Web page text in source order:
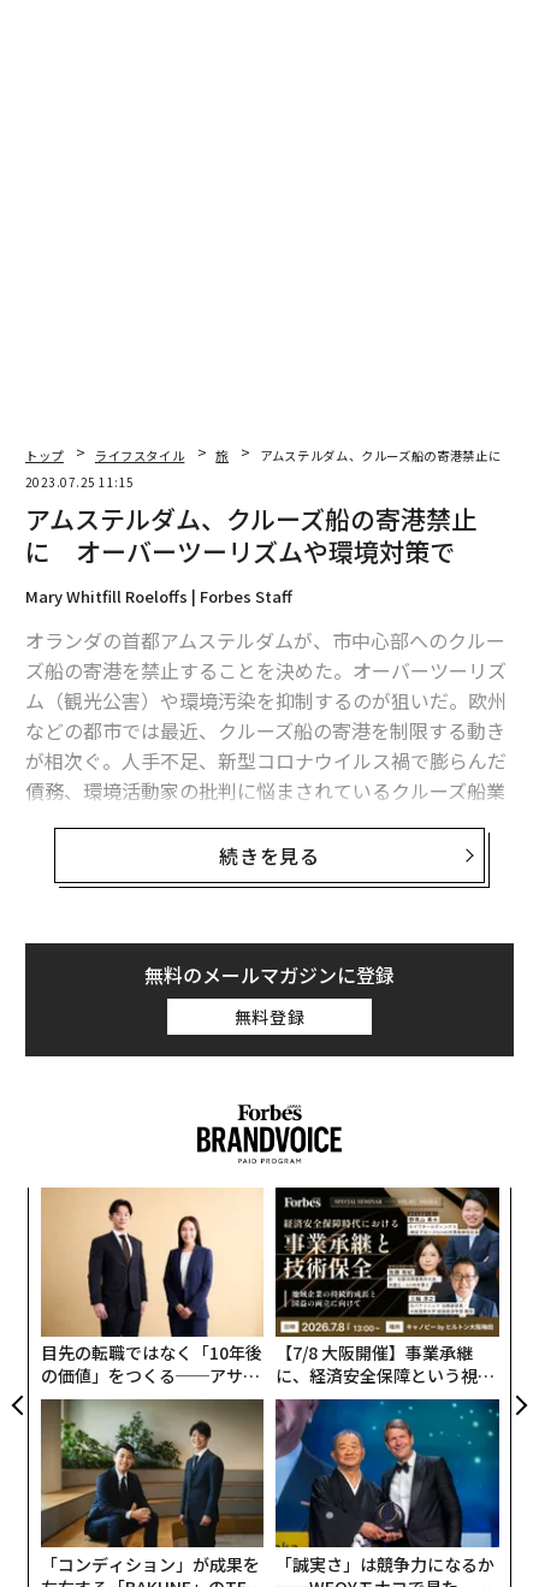
オーロラが見られなければ「無料の旅」進呈 北欧クルーズ企業が約束
女性のひとり旅に最適な都市はドバイ、マドリッド、チェンマイ
及
人はペットに癒しを「求めすぎ」ている 理想の関係を築くには
タグ： 旅行/観光 遺跡 ハンガリー
advertisement
トップ ライフスタイル 旅
アムステルダム、クルーズ船の寄港禁止に オ
2023.07.25 11:15
アムステルダム、クルーズ船の寄港禁止
に オーバーツーリズムや環境対策で
Mary Whitfill Roeloffs | Forbes Staff
オランダの首都アムステルダムが、市中心部へのクルー
ズ船の寄港を禁止することを決めた。オーバーツーリズ
ム（観光公害）や環境汚染を抑制するのが狙いだ。欧州
などの都市では最近、クルーズ船の寄港を制限する動き
が相次ぐ。人手不足、新型コロナウイルス禍で膨らんだ
債務、環境活動家の批判に悩まされているクルーズ船業
BBCによると、アムステルダムの市議会は、歴史地区へ
わず、市による観光業界規制の取り組みにも反すると判
断し、禁止を議決した。アムステルダム中央駅近くにあ
るクルーズ船ターミナルは廃止される方向だ。
ニューヨーク・タイムズが市のデータなどを引用して伝
は2021年に900万人近く、昨年は2000万人に達した（編
集注：同市は2021年に年間訪問者数を最大2000万に
制限している）。
続きを見る
無料のメールマガジンに登録
無料登録
目先の転職ではなく「10年後
の価値」をつくる──アサイ
ンの長期伴走型支援とは
【7/8 大阪開催】事業承継
に、経済安全保障という視点
が加わるとき──経営者が問
われる新たな判断軸
「コンディション」が成果を
「誠実さ」は競争力になるか